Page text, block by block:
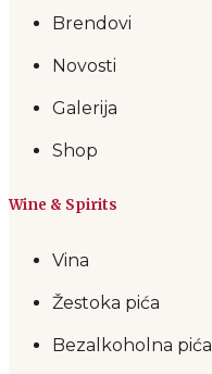
Brendovi
Novosti
Galerija
Shop
Wine & Spirits
Vina
Žestoka pića
Bezalkoholna pića